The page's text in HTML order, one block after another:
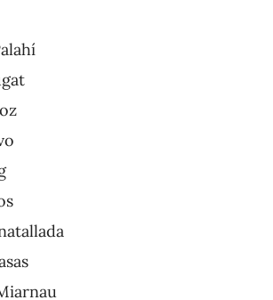
Palahí
Muñoz
Puig
Miarnau